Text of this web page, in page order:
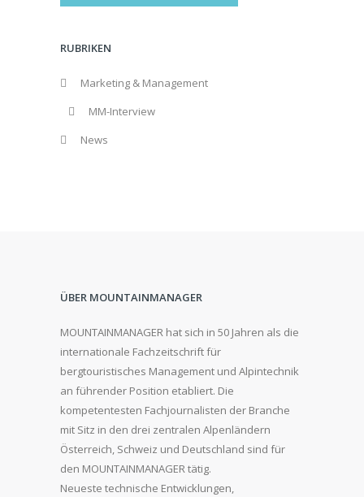
RUBRIKEN
Marketing & Management
MM-Interview
News
ÜBER MOUNTAINMANAGER
MOUNTAINMANAGER hat sich in 50 Jahren als die
internationale Fachzeitschrift für
bergtouristisches Management und Alpintechnik
an führender Position etabliert. Die
kompetentesten Fachjournalisten der Branche
mit Sitz in den drei zentralen Alpenländern
Österreich, Schweiz und Deutschland sind für
den MOUNTAINMANAGER tätig.
Neueste technische Entwicklungen,